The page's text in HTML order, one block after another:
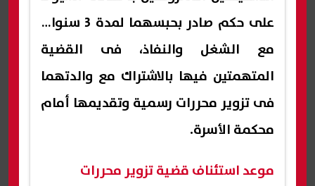
على حكم صادر بحبسهما لمدة 3 سنوات
مع الشغل والنفاذ، فى القضية
المتهمتين فيها بالاشتراك مع والدتهما
فى تزوير محررات رسمية وتقديمها أمام
محكمة الأسرة.
موعد استئناف قضية تزوير محررات